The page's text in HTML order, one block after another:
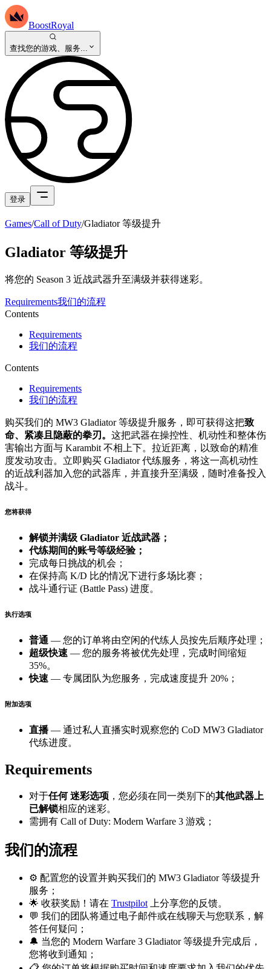
BoostRoyal
查找您的游戏、服务...
登录
Games/Call of Duty/Gladiator 等级提升
Gladiator 等级提升
将您的 Season 3 近战武器升至满级并获得迷彩。
Requirements我们的流程
Contents
Requirements
我们的流程
Contents
Requirements
我们的流程
购买我们的 MW3 Gladiator 等级提升服务，即可获得这把致
命、紧凑且隐蔽的拳刃。 这把武器在操控性、机动性和整体伤
害输出方面与 Karambit 不相上下。拉近距离，以致命的精准
度发动攻击。立即购买 Gladiator 代练服务，将这一高机动性
的近战利器加入您的武器库，并直接升至满级，随时准备投入
战斗。
您将获得
解锁并满级 Gladiator 近战武器；
代练期间的账号等级经验；
完成每日挑战的机会；
在保持高 K/D 比的情况下进行多场比赛；
战斗通行证 (Battle Pass) 进度。
执行选项
普通 — 您的订单将由空闲的代练人员按先后顺序处理；
超级快速 — 您的服务将被优先处理，完成时间缩短
35%。
快速 — 专属团队为您服务，完成速度提升 20%；
附加选项
直播— 通过私人直播实时观察您的 CoD MW3 Gladiator
代练进度。
Requirements
对于任何 迷彩选项 ，您必须在同一类别下的其他武器上
已解锁相应的迷彩。
需拥有 Call of Duty: Modern Warfare 3 游戏；
我们的流程
⚙️ 配置您的设置并购买我们的 MW3 Gladiator 等级提升
服务；
🌟 收获奖励！请在 Trustpilot 上分享您的反馈。
💬 我们的团队将通过电子邮件或在线聊天与您联系，解
答任何疑问；
🔔 当您的 Modern Warfare 3 Gladiator 等级提升完成后，
您将收到通知；